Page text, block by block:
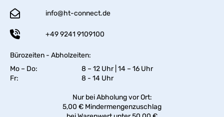
info@ht-connect.de
+49 9241 9109100
Bürozeiten - Abholzeiten:
Mo – Do:
8 – 12 Uhr | 14 – 16 Uhr
Fr:
8 - 14 Uhr
Nur bei Abholung vor Ort:
5,00 € Mindermengenzuschlag